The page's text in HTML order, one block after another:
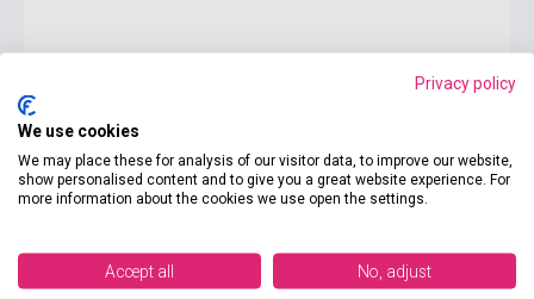
Privacy policy
We use cookies
We may place these for analysis of our visitor data, to improve our website,
show personalised content and to give you a great website experience. For
more information about the cookies we use open the settings.
Accept all No, adjust